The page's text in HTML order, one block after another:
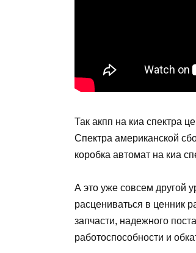
Так акпп на киа спектра
Спектра американской
коробка автомат на киа
А это уже совсем другой
расцениваться в ценник
запчасти, надежного
работоспособности и